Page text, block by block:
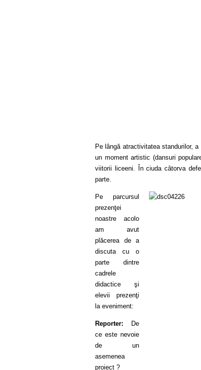
Pe lângă atractivitatea standurilor,
un moment artistic (dansuri
viitorii liceeni. În ciuda câtorva
parte.
Pe parcursul
prezenţei
noastre acolo
am avut
plăcerea de a
discuta cu o
parte dintre
cadrele
didactice şi
elevii prezenţi
la eveniment:
Reporter: De
ce este nevoie
de un
asemenea
proiect ?